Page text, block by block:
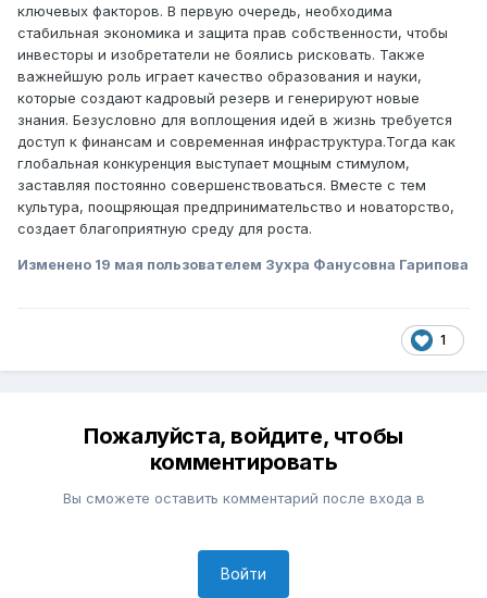
ключевых факторов. В первую очередь, необходима
стабильная экономика и защита прав собственности, чтобы
инвесторы и изобретатели не боялись рисковать. Также
важнейшую роль играет качество образования и науки,
которые создают кадровый резерв и генерируют новые
знания. Безусловно для воплощения идей в жизнь требуется
доступ к финансам и современная инфраструктура.Тогда как
глобальная конкуренция выступает мощным стимулом,
заставляя постоянно совершенствоваться. Вместе с тем
культура, поощряющая предпринимательство и новаторство,
создает благоприятную среду для роста.
Изменено 19 мая пользователем Зухра Фанусовна Гарипова
1
Пожалуйста, войдите, чтобы
комментировать
Вы сможете оставить комментарий после входа в
Войти